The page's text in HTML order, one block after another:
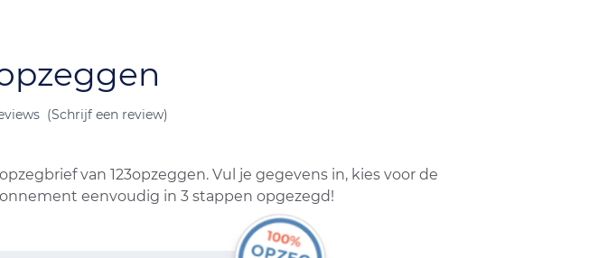
(Schrijf een review)
van 123opzeggen. Vul je gegevens in, kies voor de
eenvoudig in 3 stappen opgezegd!